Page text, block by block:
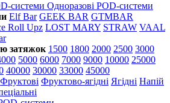
Одноразові POD-системи
Elf Bar GEEK BAR GTMBAR
Roll Upz LOST MARY STRAW VAAL
затяжок 1500 1800 2000 2500 3000
5000 6000 7000 9000 10000 25000
40000 30000 33000 45000
Фруктові Фруктово-ягідні Ягідні Напій